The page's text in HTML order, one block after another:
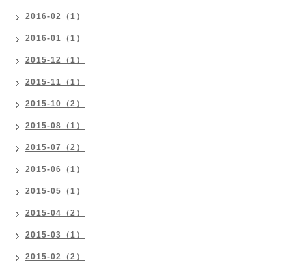
2016-02（1）
2016-01（1）
2015-12（1）
2015-11（1）
2015-10（2）
2015-08（1）
2015-07（2）
2015-06（1）
2015-05（1）
2015-04（2）
2015-03（1）
2015-02（2）